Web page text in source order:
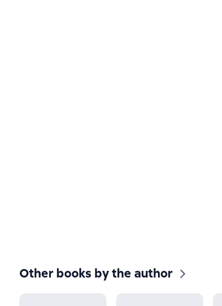
Other books by the author